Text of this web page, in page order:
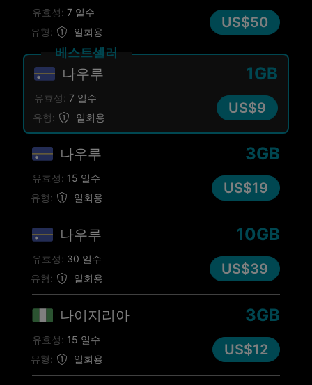
유형: 일회용
유효성: 7 일수
US$50
나우루
유형: 일회용
1GB
유효성: 7 일수
US$9
베스트셀러
나우루
유형: 일회용
3GB
유효성: 15 일수
US$19
나우루
유형: 일회용
10GB
유효성: 30 일수
US$39
나이지리아
유형: 일회용
3GB
유효성: 15 일수
US$12